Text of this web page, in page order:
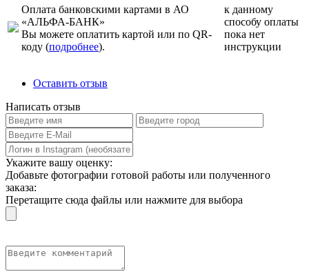
Оплата банковскими картами в АО
«АЛЬФА-БАНК»
Вы можете оплатить картой или по QR-
коду (подробнее).
к данному
способу оплаты
пока нет
инструкции
Оставить отзыв
Написать отзыв
Укажите вашу оценку:
Добавьте фотографии готовой работы или полученного
заказа:
Перетащите сюда файлы или нажмите для выбора